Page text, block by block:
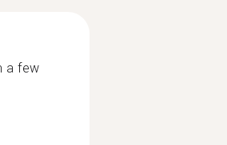
a few